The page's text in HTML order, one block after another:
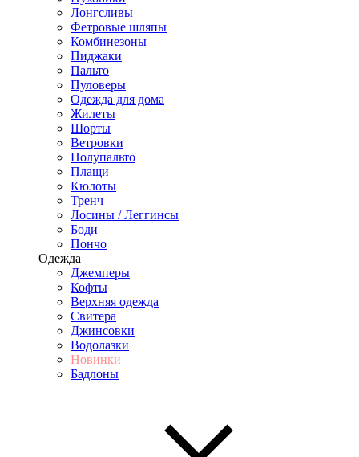
Лонгсливы
Фетровые шляпы
Комбинезоны
Пиджаки
Пальто
Пуловеры
Одежда для дома
Жилеты
Шорты
Ветровки
Полупальто
Плащи
Кюлоты
Тренч
Лосины / Леггинсы
Боди
Пончо
Одежда
Джемперы
Кофты
Верхняя одежда
Свитера
Джинсовки
Водолазки
Новинки
Бадлоны